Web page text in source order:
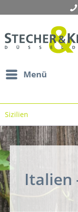
Menü
Sizilien
Italien